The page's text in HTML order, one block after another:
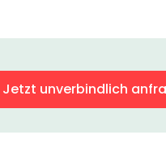
Jetzt unverbindlich